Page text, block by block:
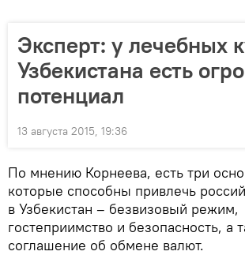
Эксперт: у лечебных
Узбекистана есть
потенциал
13 августа 2015, 19:36
По мнению Корнеева, есть три
которые способны привлечь
в Узбекистан – безвизовый режим,
гостеприимство и безопасность, а
соглашение об обмене валют.